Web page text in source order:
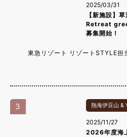
2025/03/31
【新施設】
Retreat
募集開始！
東急リゾート リゾートSTYLE担
3 熱海伊豆山 &
2025/11/27
2026年度海